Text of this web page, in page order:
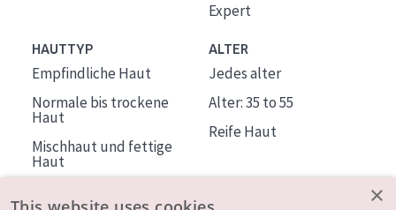
Expert
HAUTTYP
Empfindliche Haut
Normale bis trockene
Haut
Mischhaut und fettige
Haut
ALTER
Jedes alter
Alter: 35 to 55
Reife Haut
×